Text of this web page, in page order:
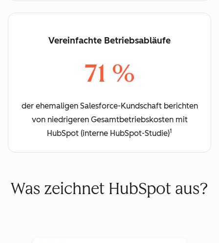
Vereinfachte Betriebsabläufe
71 %
der ehemaligen Salesforce-Kundschaft berichten
von niedrigeren Gesamtbetriebskosten mit
HubSpot (interne HubSpot-Studie)1
Was zeichnet HubSpot aus?